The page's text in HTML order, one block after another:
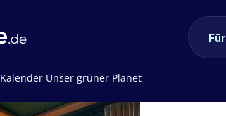
Kalender Unser grüner Planet